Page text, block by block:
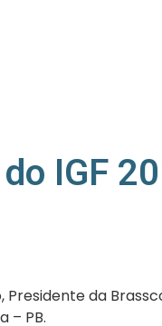
IGF
Presidente da
– PB.